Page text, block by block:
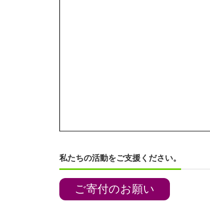
私たちの活動をご支援ください。
ご寄付のお願い